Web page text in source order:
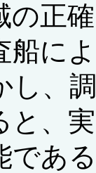
の正
船に
し、
と、
であ